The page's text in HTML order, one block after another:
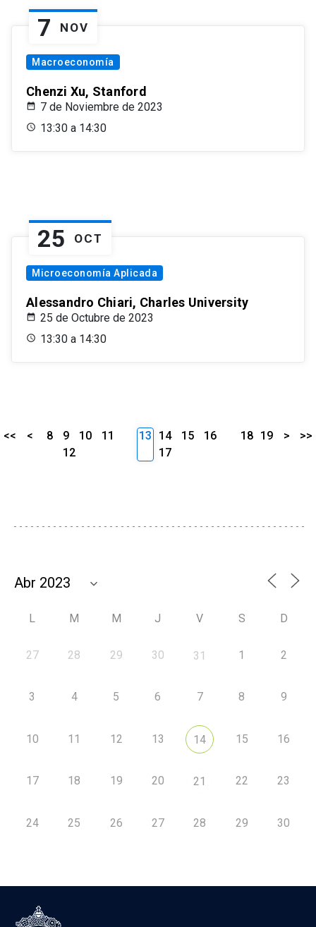
7 NOV
Macroeconomía
Chenzi Xu, Stanford
7 de Noviembre de 2023
13:30 a 14:30
25 OCT
Microeconomía Aplicada
Alessandro Chiari, Charles University
25 de Octubre de 2023
13:30 a 14:30
<< < 8 9 10
11
12
13 14 15
16
17
18 19 > >>
L M M J V S D
27 28 29 30 31 1 2
3 4 5 6 7 8 9
10 11 12 13 14 15 16
17 18 19 20 21 22 23
24 25 26 27 28 29 30